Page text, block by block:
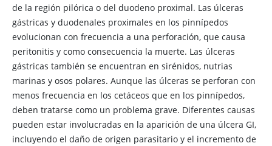
de la región pilórica o del duodeno proximal. Las úlceras
gástricas y duodenales proximales en los pinnípedos
evolucionan con frecuencia a una perforación, que causa
peritonitis y como consecuencia la muerte. Las úlceras
gástricas también se encuentran en sirénidos, nutrias
marinas y osos polares. Aunque las úlceras se perforan con
menos frecuencia en los cetáceos que en los pinnípedos,
deben tratarse como un problema grave. Diferentes causas
pueden estar involucradas en la aparición de una úlcera GI,
incluyendo el daño de origen parasitario y el incremento de